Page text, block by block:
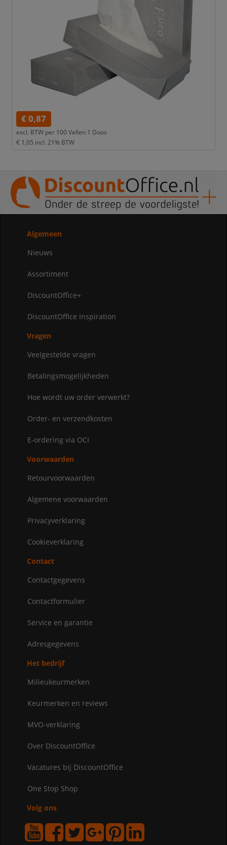
€ 0,87
excl. BTW per 100 Vellen 1 Doos
€ 1,05 incl. 21% BTW
Algemeen
Nieuws
Assortiment
DiscountOffice+
DiscountOffice Inspiration
Vragen
Veelgestelde vragen
Betalingsmogelijkheden
Hoe wordt uw order verwerkt?
Order- en verzendkosten
E-ordering via OCI
Voorwaarden
Retourvoorwaarden
Algemene voorwaarden
Privacyverklaring
Cookieverklaring
Contact
Contactgegevens
Contactformulier
Service en garantie
Adresgegevens
Het bedrijf
Milieukeurmerken
Keurmerken en reviews
MVO-verklaring
Over DiscountOffice
Vacatures bij DiscountOffice
One Stop Shop
Volg ons